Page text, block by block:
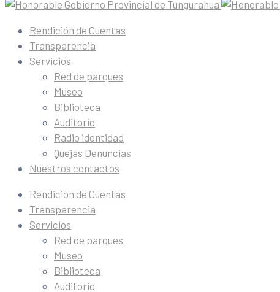
Rendición de Cuentas
Transparencia
Servicios
Red de parques
Museo
Biblioteca
Auditorio
Radio identidad
Quejas Denuncias
Nuestros contactos
Rendición de Cuentas
Transparencia
Servicios
Red de parques
Museo
Biblioteca
Auditorio